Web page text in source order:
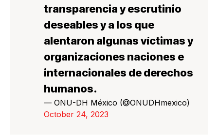
transparencia y escrutinio
deseables y a los que
alentaron algunas víctimas y
organizaciones naciones e
internacionales de derechos
humanos.
— ONU-DH México (@ONUDHmexico)
October 24, 2023